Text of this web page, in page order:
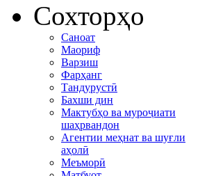
Сохторҳо
Саноат
Маориф
Варзиш
Фарҳанг
Тандурустӣ
Бахши дин
Мактубҳо ва муроҷиати
шаҳрвандон
Агентии меҳнат ва шуғли
аҳолӣ
Меъморӣ